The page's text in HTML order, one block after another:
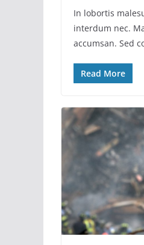
In lobortis
interdum nec.
accumsan. Sed
Read More